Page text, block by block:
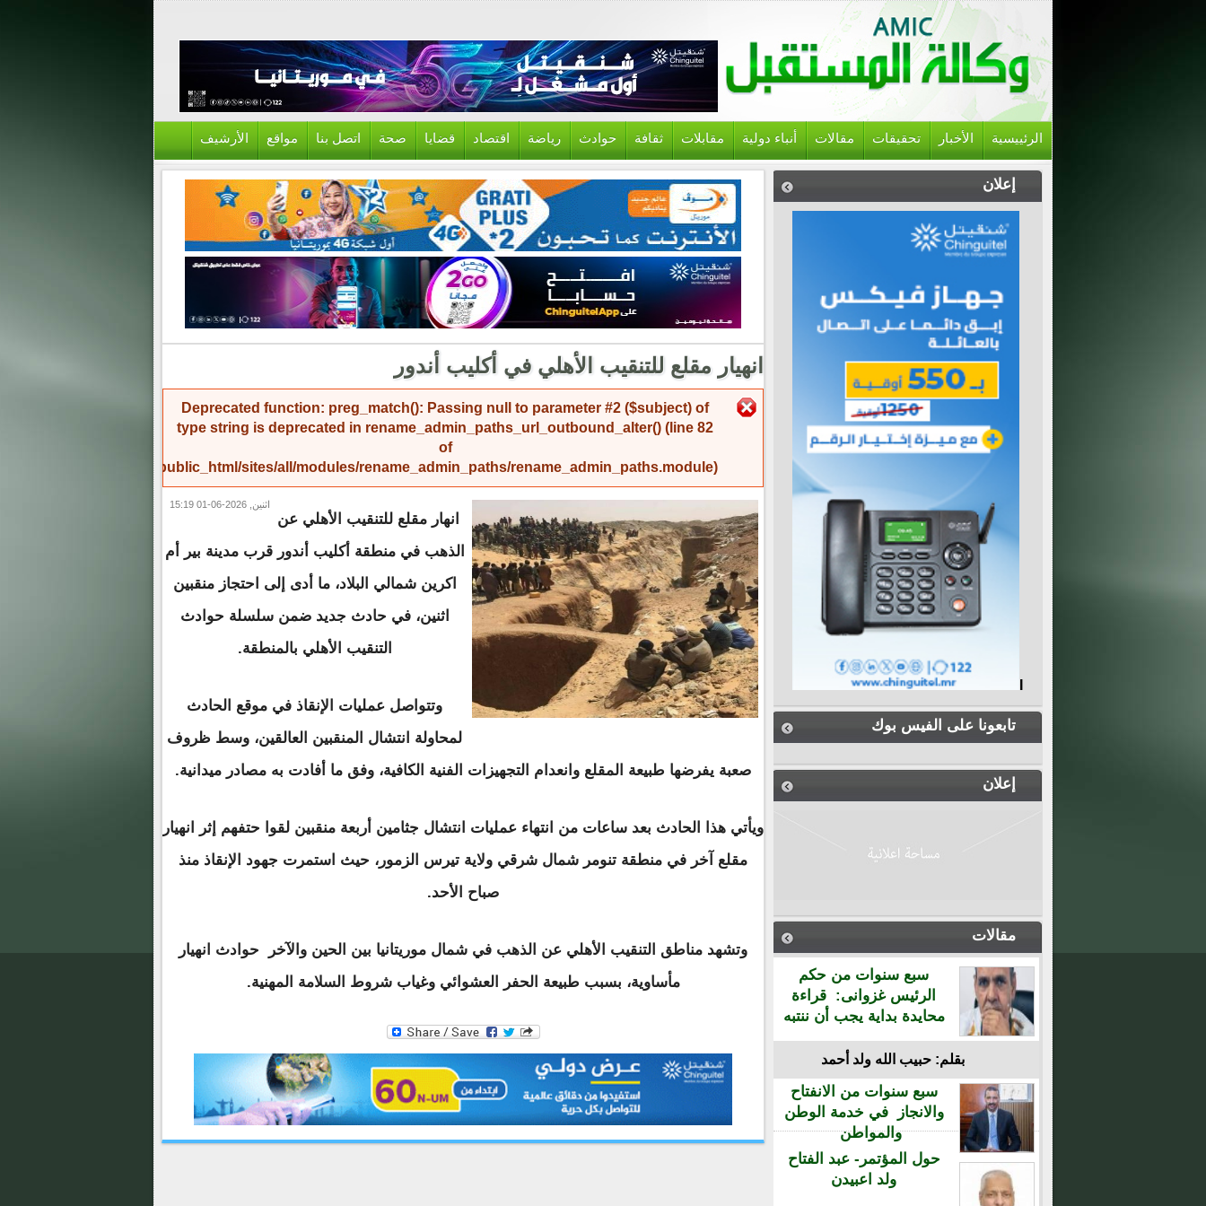
الرئييسية الأخبار تحقيقات مقالات أنباء دولية مقابلات ثقافة حوادث رياضة اقتصاد قضايا صحة اتصل بنا مواقع الأرشيف
إعلان
تابعونا على الفيس بوك
إعلان
مقالات
سبع سنوات من حكم
الرئيس غزوانى: قراءة
محايدة بداية يجب أن ننتبه
بقلم: حبيب الله ولد أحمد
سبع سنوات من الانفتاح
والانجاز في خدمة الوطن
والمواطن
حول المؤتمر- عبد الفتاح
ولد اعبيدن
انهيار مقلع للتنقيب الأهلي في أكليب أندور
رسالة الخطأ Deprecated function: preg_match(): Passing null to parameter #2 ($subject) of
type string is deprecated in rename_admin_paths_url_outbound_alter() (line 82
of
/home/amicinf1/public_html/sites/all/modules/rename_admin_paths/rename_admin_paths.module).
اثنين, 2026-06-01 15:19
انهار مقلع للتنقيب الأهلي عن
الذهب في منطقة أكليب أندور قرب مدينة بير أم
اكرين شمالي البلاد، ما أدى إلى احتجاز منقبين
اثنين، في حادث جديد ضمن سلسلة حوادث
التنقيب الأهلي بالمنطقة.
وتتواصل عمليات الإنقاذ في موقع الحادث
لمحاولة انتشال المنقبين العالقين، وسط ظروف
صعبة يفرضها طبيعة المقلع وانعدام التجهيزات الفنية الكافية، وفق ما أفادت به مصادر ميدانية.
ويأتي هذا الحادث بعد ساعات من انتهاء عمليات انتشال جثامين أربعة منقبين لقوا حتفهم إثر انهيار
مقلع آخر في منطقة تنومر شمال شرقي ولاية تيرس الزمور، حيث استمرت جهود الإنقاذ منذ
صباح الأحد.
وتشهد مناطق التنقيب الأهلي عن الذهب في شمال موريتانيا بين الحين والآخر حوادث انهيار
مأساوية، بسبب طبيعة الحفر العشوائي وغياب شروط السلامة المهنية.